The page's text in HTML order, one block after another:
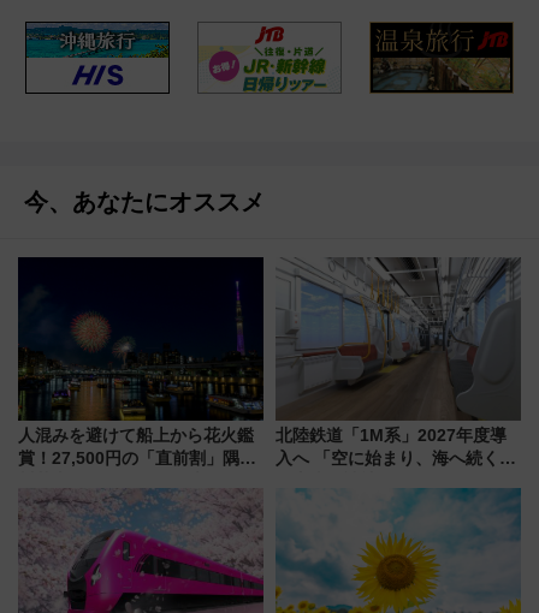
今、あなたにオススメ
人混みを避けて船上から花火鑑
賞！27,500円の「直前割」隅田
メも持ち込みOK
北陸鉄道「1M系」2027年度導
入へ 「空に始まり、海へ続く」
神秘的なデザイン